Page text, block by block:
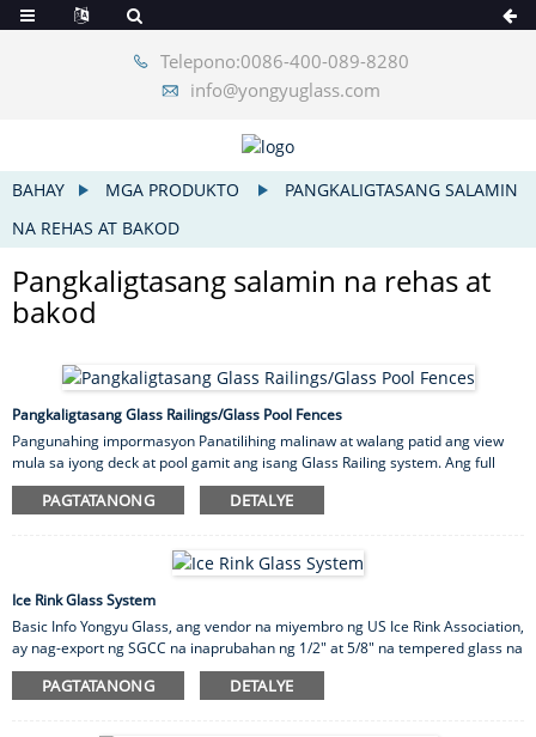
Telepono:0086-400-089-8280
info@yongyuglass.com
BAHAY MGA PRODUKTO
PANGKALIGTASANG SALAMIN
NA REHAS AT BAKOD
Pangkaligtasang salamin na rehas at
bakod
Pangkaligtasang Glass Railings/Glass Pool Fences
Pangunahing impormasyon Panatilihing malinaw at walang patid ang view
mula sa iyong deck at pool gamit ang isang Glass Railing system. Ang full
glass panel railings/pool fence hanggang tempered glass balusters, sa loob
o labas, ang pag-install ng glass deck railing system ay isang siguradong
sa deck railing/pool fences. Mga Tampok 1) Ang High Aesthetic Appeal Glass
railings ay nag-aalok ng kontemporaryong hitsura at higit pa sa anumang iba
pang deck railing system na ginagamit ngayon. Para sa maraming tao, ang
mga handrail ng glass deck ay consi...
PAGTATANONG DETALYE
Ice Rink Glass System
Basic Info Yongyu Glass, ang vendor na miyembro ng US Ice Rink Association,
ay nag-export ng SGCC na inaprubahan ng 1/2" at 5/8" na tempered glass na
mga produkto sa industriya ng ice rink sa USA mula noong 2009. Nag-export
kami ng de-kalidad at makatuwirang presyo ng mga produktong tempered
PAGTATANONG DETALYE